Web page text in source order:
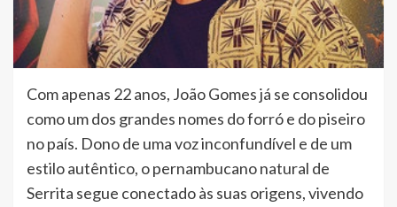
Com apenas 22 anos, João Gomes já se consolidou
como um dos grandes nomes do forró e do piseiro
no país. Dono de uma voz inconfundível e de um
estilo autêntico, o pernambucano natural de
Serrita segue conectado às suas origens, vivendo